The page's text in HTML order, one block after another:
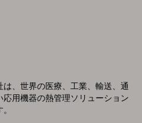
、世界の医療、工業、輸送、通
用機器の熱管理ソリューション